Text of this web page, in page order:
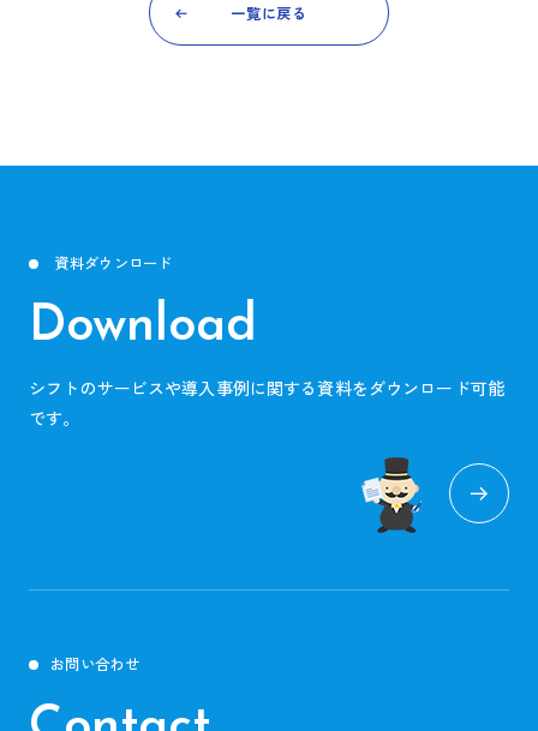
一覧に戻る
資料ダウンロード
Download
シフトのサービスや導入事例に関する資料をダウンロード可能
です。
お問い合わせ